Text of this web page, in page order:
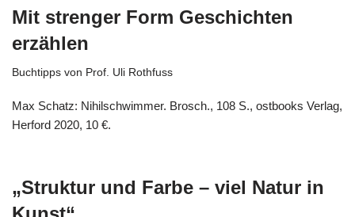
Mit strenger Form Geschichten
erzählen
Buchtipps von Prof. Uli Rothfuss
Max Schatz: Nihilschwimmer. Brosch., 108 S., ostbooks Verlag,
Herford 2020, 10 €.
„Struktur und Farbe – viel Natur in